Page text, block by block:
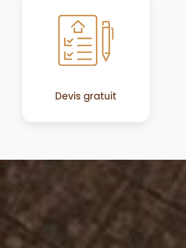
Devis gratuit